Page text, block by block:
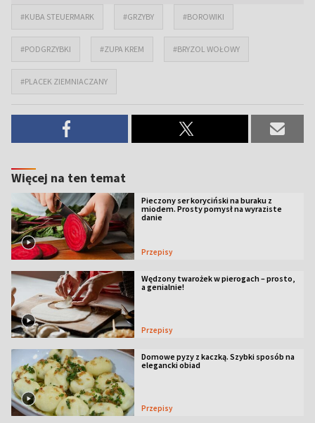
#KUBA STEUERMARK #GRZYBY #BOROWIKI
#PODGRZYBKI #ZUPA KREM #BRYZOL WOŁOWY
#PLACEK ZIEMNIACZANY
Więcej na ten temat
Pieczony ser koryciński na buraku z
miodem. Prosty pomysł na wyraziste
danie
Przepisy
Wędzony twarożek w pierogach – prosto,
a genialnie!
Przepisy
Domowe pyzy z kaczką. Szybki sposób na
elegancki obiad
Przepisy